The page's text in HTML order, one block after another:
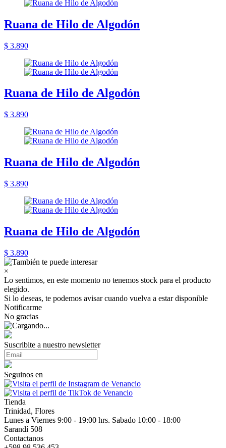
Ruana de Hilo de Algodón
$ 3.890
Ruana de Hilo de Algodón
$ 3.890
Ruana de Hilo de Algodón
$ 3.890
Ruana de Hilo de Algodón
$ 3.890
×
Lo sentimos, en este momento no tenemos stock para el producto
elegido.
Si lo deseas, te podemos avisar cuando vuelva a estar disponible
Notificarme
No gracias
Suscribite a nuestro newsletter
Seguinos en
Tienda
Trinidad, Flores
Lunes a Viernes 9:00 - 19:00 hrs. Sabado 10:00 - 18:00
Sarandí 508
Contactanos